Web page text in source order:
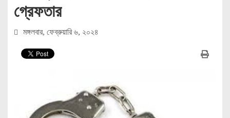
গ্রেফতার
মঙ্গলবার, ফেব্রুয়ারি ৬, ২০২৪